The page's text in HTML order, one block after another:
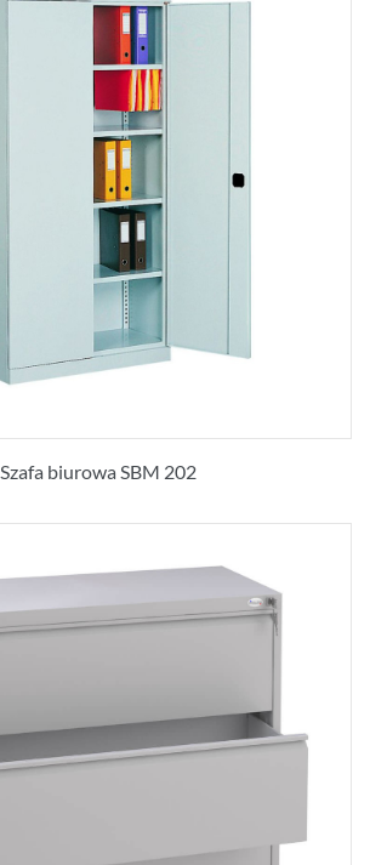
Szafa biurowa SBM 202